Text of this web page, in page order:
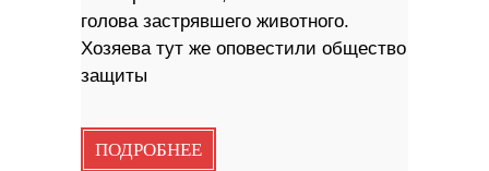
голова застрявшего животного.
Хозяева тут же оповестили общество
защиты
ПОДРОБНЕЕ